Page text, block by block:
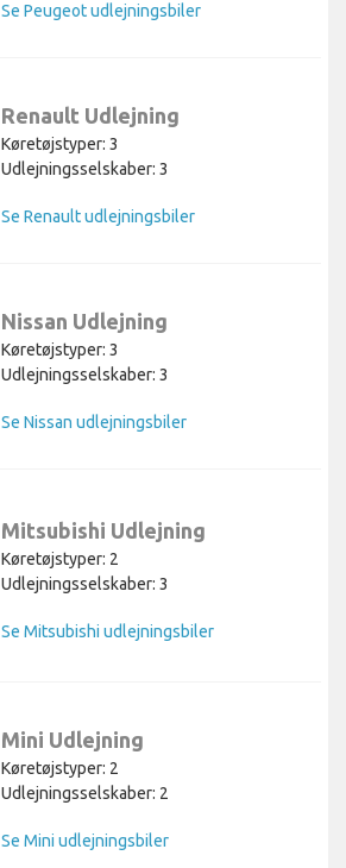
Se Peugeot udlejningsbiler
Renault Udlejning
Køretøjstyper: 3
Udlejningsselskaber: 3
Se Renault udlejningsbiler
Nissan Udlejning
Køretøjstyper: 3
Udlejningsselskaber: 3
Se Nissan udlejningsbiler
Mitsubishi Udlejning
Køretøjstyper: 2
Udlejningsselskaber: 3
Se Mitsubishi udlejningsbiler
Mini Udlejning
Køretøjstyper: 2
Udlejningsselskaber: 2
Se Mini udlejningsbiler